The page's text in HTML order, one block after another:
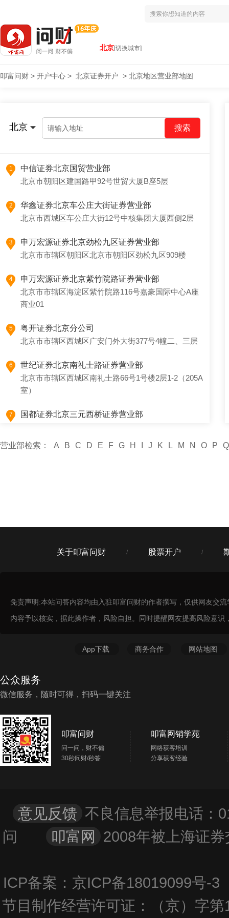
北京[切换城市]
叩富问财 > 开户中心 > 北京证券开户 > 北京地区营业部地图
北京 请输入地址
1 中信证券北京国贸营业部
北京市朝阳区建国路甲92号世贸大厦B座5层
2 华鑫证券北京车公庄大街证券营业部
北京市西城区车公庄大街12号中核集团大厦西侧2层
3 申万宏源证券北京劲松九区证券营业部
北京市市辖区朝阳区北京市朝阳区劲松九区909楼
4 申万宏源证券北京紫竹院路证券营业部
北京市市辖区海淀区紫竹院路116号嘉豪国际中心A座
商业01
5 粤开证券北京分公司
北京市市辖区西城区广安门外大街377号4幢二、三层
6 世纪证券北京南礼士路证券营业部
北京市市辖区西城区南礼士路66号1号楼2层1-2（205A
室）
7 国都证券北京三元西桥证券营业部
首创证券北京分公司
北京市市辖区西城区太平桥大街19号B座四层401
上海证券北京东直门南大街证券营业部
14 国都证券北京中关村南大街证券营业部
北京市海淀区北京市海淀区中关村南大街9号理工科技
15 华西证券北京分公司
北京市市辖区海淀区紫竹院路31号4号楼二层
华西证券北京第一分公司
北京市市辖区朝阳区建国路甲92号-4至24层内14层
1401、1402、1403、1412、1413、1414、1415、
1416、1417单元
安徽省合肥市蜀山区潜山南路188号蔚蓝商务港城市广
营业部检索： A B C D E F G H J K L M N O P Q
关于叩富问财 / 股票开户 /
免责声明:本站问答内容均由入驻叩富问财的作者撰写，仅供网友交
内容予以核实，据此操作者，风险自担。同时提醒网友提高风险意
App下载 商务合作 网站地图
公众服务
微信服务，随时可得，扫码一键关注
叩富问财
问一问，财不偏
30秒问财/秒答
叩富网销学苑
网络获客培训
分享获客经验
意见反馈 不良信息举报电话
问
叩富网 2008年被上海证
ICP备案：京ICP备18019099
节目制作经营许可证：（京）